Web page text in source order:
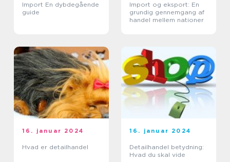
Import En dybdegående
guide
Import og eksport: En
grundig gennemgang af
handel mellem nationer
16. januar 2024
Hvad er detailhandel
16. januar 2024
Detailhandel betydning:
Hvad du skal vide